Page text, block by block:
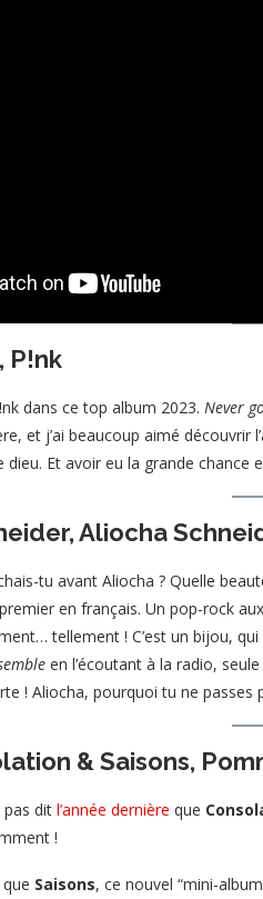
P!nk
dans ce top album 2023. Never
et j’ai beaucoup aimé
Et avoir eu la grande chance
Aliocha
tu avant Aliocha ? Quelle
en français. Un pop-rock
tellement ! C’est un bijou,
en l’écoutant à la radio,
! Aliocha, pourquoi tu ne
& Saisons,
pas dit l’année dernière que
!
Saisons, ce nouvel “mini-